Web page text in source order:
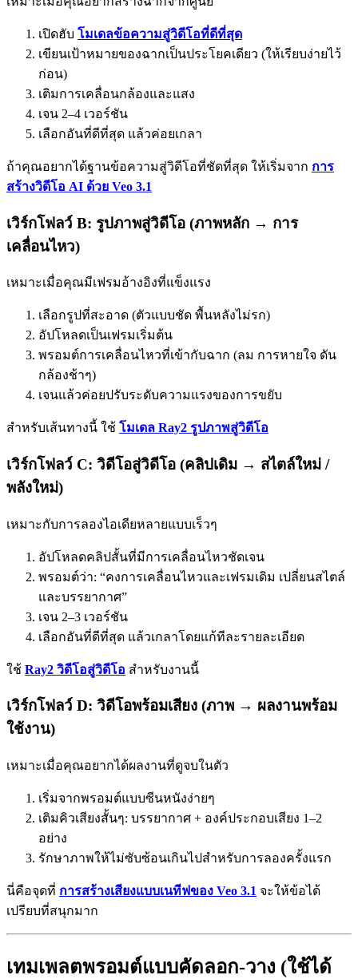
เปิดฮับ โมเดลข้อความสู่วิดีโอที่ดีที่สุด
เขียนเป้าหมายของฉากเป็นประโยคเดียว (ให้เรียบง่ายไว้
ก่อน)
เติมการเคลื่อนกล้องและแสง
เจน 2–4 เวอร์ชัน
เลือกอันที่ดีที่สุด แล้วค่อยเกลา
ถ้าคุณอยากได้ฐานข้อความสู่วิดีโอที่ชัดที่สุด ให้เริ่มจาก การ
สร้างวิดีโอ AI ด้วย Veo 3.1
เวิร์กโฟลว์ B: รูปภาพสู่วิดีโอ (ภาพหลัก → การ
เคลื่อนไหว)
เหมาะเมื่อคุณมีเฟรมอ้างอิงที่แข็งแรง
เลือกรูปที่สะอาด (ตัวแบบชัด พื้นหลังไม่รก)
อัปโหลดเป็นเฟรมเริ่มต้น
พรอมต์การเคลื่อนไหวที่เข้ากับฉาก (ลม การหายใจ ดัน
กล้องช้าๆ)
เจนแล้วค่อยปรับระดับความแรงของการขยับ
สำหรับเส้นทางนี้ ใช้ โมเดล Ray2 รูปภาพสู่วิดีโอ
เวิร์กโฟลว์ C: วิดีโอสู่วิดีโอ (คลิปเดิม → สไตล์ใหม่ /
พลังใหม่)
เหมาะกับการลองไอเดียหลายแบบเร็วๆ
อัปโหลดคลิปสั้นที่มีการเคลื่อนไหวชัดเจน
พรอมต์ว่า: “คงการเคลื่อนไหวและเฟรมเดิม เปลี่ยนสไตล์
และบรรยากาศ”
เจน 2–3 เวอร์ชัน
เลือกอันที่ดีที่สุด แล้วเกลาโดยแก้ทีละรายละเอียด
ใช้ Ray2 วิดีโอสู่วิดีโอ สำหรับงานนี้
เวิร์กโฟลว์ D: วิดีโอพร้อมเสียง (ภาพ → ผลงานพร้อม
ใช้งาน)
เหมาะเมื่อคุณอยากได้ผลงานที่ดูจบในตัว
เริ่มจากพรอมต์แบบซีนหนังง่ายๆ
เติมคิวเสียงสั้นๆ: บรรยากาศ + องค์ประกอบเสียง 1–2
อย่าง
รักษาภาพให้ไม่ซับซ้อนเกินไปสำหรับการลองครั้งแรก
นี่คือจุดที่ การสร้างเสียงแบบเนทีฟของ Veo 3.1 จะให้ข้อได้
เปรียบที่สนุกมาก
เทมเพลตพรอมต์แบบคัดลอก-วาง (ใช้ได้